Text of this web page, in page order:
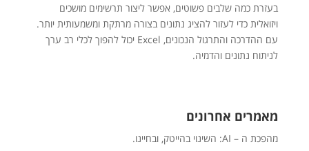
בעזרת כמה שלבים פשוטים, אפשר ליצור תרשימים מושכים
ויזואלית כדי לעזור להציג נתונים בצורה מרתקת ומשמעותית יותר.
עם ההדרכה והתרגול הנכונים, Excel יכול להפוך לכלי רב ערך
לניתוח נתונים והדמיה.
מאמרים אחרונים
מהפכת ה – AI: השינוי בהייטק, ובחיינו.